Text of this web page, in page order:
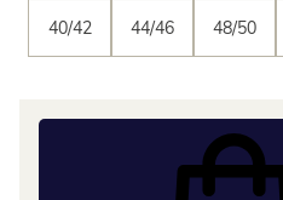
40/42 44/46 48/50